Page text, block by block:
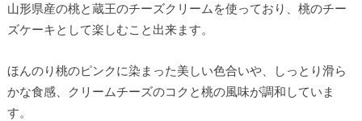
山形県産の桃と蔵王のチーズクリームを使っており、桃のチー
ズケーキとして楽しむこと出来ます。
ほんのり桃のピンクに染まった美しい色合いや、しっとり滑ら
かな食感、クリームチーズのコクと桃の風味が調和していま
す。